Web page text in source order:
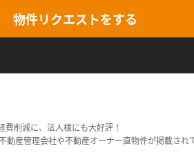
物件リクエストをする
削減に、法人様にも大好評！
産管理会社や不動産オーナー直物件が掲載され